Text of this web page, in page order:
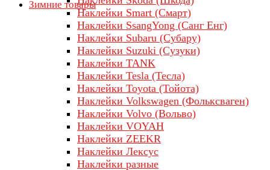
Зимние товары
Наклейки Smart (Смарт)
Наклейки SsangYong (Санг Енг)
Наклейки Subaru (Субару)
Наклейки Suzuki (Сузуки)
Наклейки TANK
Наклейки Tesla (Тесла)
Наклейки Toyota (Тойота)
Наклейки Volkswagen (Фольксваген)
Наклейки Volvo (Вольво)
Наклейки VOYAH
Наклейки ZEEKR
Наклейки Лексус
Наклейки разные